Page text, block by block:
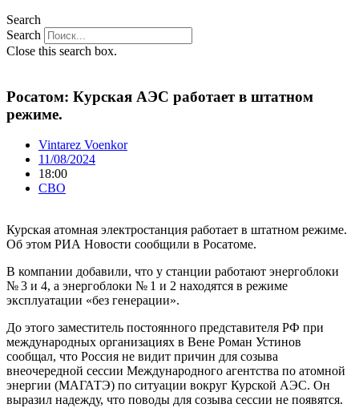
Search
Search
Close this search box.
Росатом: Курская АЭС работает в штатном
режиме.
Vintarez Voenkor
11/08/2024
18:00
СВО
Курская атомная электростанция работает в штатном режиме.
Об этом РИА Новости сообщили в Росатоме.
В компании добавили, что у станции работают энергоблоки
№ 3 и 4, а энергоблоки № 1 и 2 находятся в режиме
эксплуатации «без генерации».
До этого заместитель постоянного представителя РФ при
международных организациях в Вене Роман Устинов
сообщал, что Россия не видит причин для созыва
внеочередной сессии Международного агентства по атомной
энергии (МАГАТЭ) по ситуации вокруг Курской АЭС. Он
выразил надежду, что поводы для созыва сессии не появятся.